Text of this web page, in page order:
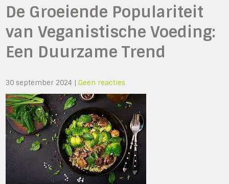
De Groeiende Populariteit
van Veganistische Voeding:
Een Duurzame Trend
30 september 2024 |Geen reacties